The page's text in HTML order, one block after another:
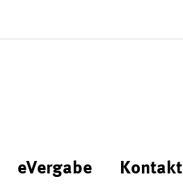
eVergabe Kontakt